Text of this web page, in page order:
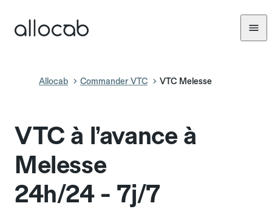
Allocab Commander VTC VTC Melesse
VTC à l’avance à
Melesse
24h/24 - 7j/7